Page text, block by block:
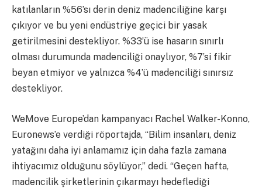
katılanların %56’sı derin deniz madenciliğine karşı
çıkıyor ve bu yeni endüstriye geçici bir yasak
getirilmesini destekliyor. %33’ü ise hasarın sınırlı
olması durumunda madenciliği onaylıyor, %7’si fikir
beyan etmiyor ve yalnızca %4’ü madenciliği sınırsız
destekliyor.
WeMove Europe’dan kampanyacı Rachel Walker-Konno,
Euronews’e verdiği röportajda, “Bilim insanları, deniz
yatağını daha iyi anlamamız için daha fazla zamana
ihtiyacımız olduğunu söylüyor,” dedi. “Geçen hafta,
madencilik şirketlerinin çıkarmayı hedeflediği